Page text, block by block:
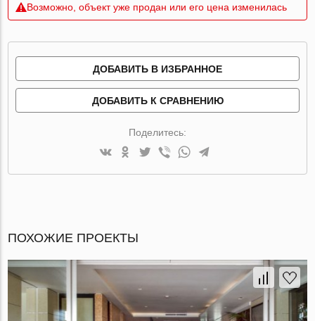
Возможно, объект уже продан или его цена изменилась
ДОБАВИТЬ В ИЗБРАННОЕ
ДОБАВИТЬ К СРАВНЕНИЮ
Поделитесь:
ПОХОЖИЕ ПРОЕКТЫ